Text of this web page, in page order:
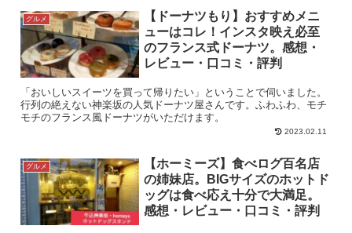
グルメ
【ドーナツもり】おすすめメニ
ューはコレ！インスタ映え必至
のフランス式ドーナツ。感想・
レビュー・口コミ・評判
「おいしいスイーツを買って帰りたい」ということで伺いました。
行列の絶えない神楽坂の人気ドーナツ屋さんです。ふわふわ、モチ
モチのフランス風ドーナツがいただけます。
2023.02.11
グルメ
【ホーミーズ】食べログ百名店
の姉妹店。BIGサイズのホットド
ッグは食べ応え十分で大満足。
感想・レビュー・口コミ・評判